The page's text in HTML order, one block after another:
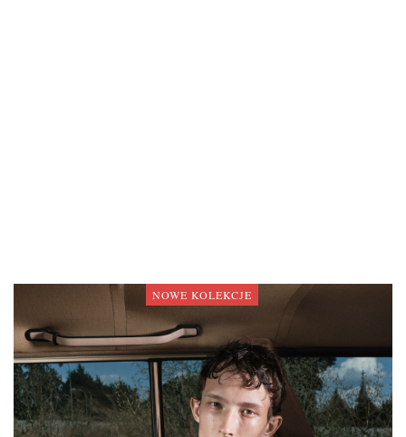
NOWE KOLEKCJE